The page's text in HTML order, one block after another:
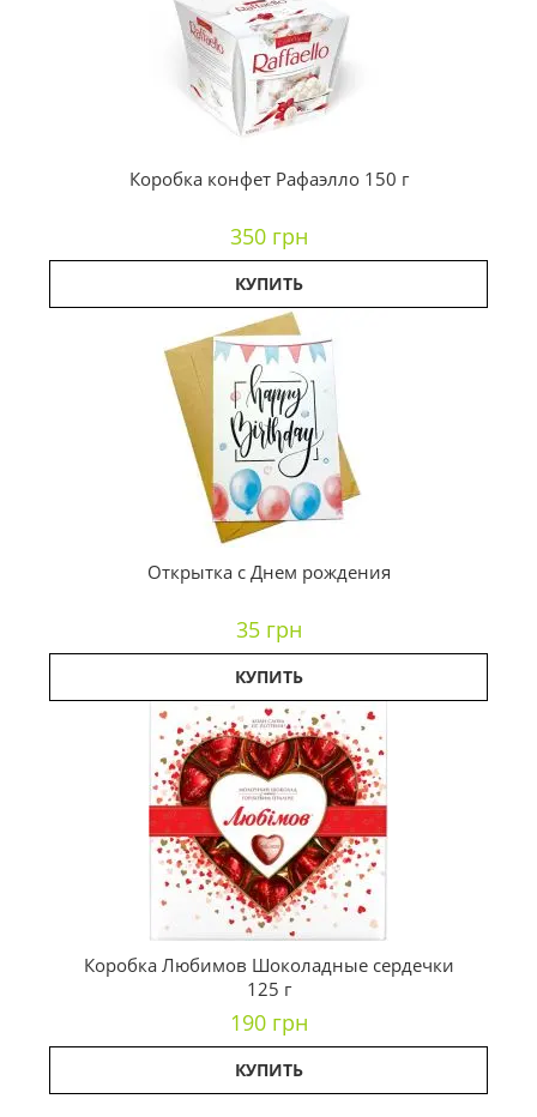
Коробка конфет Рафаэлло 150 г
350 грн
КУПИТЬ
Открытка с Днем рождения
35 грн
КУПИТЬ
Коробка Любимов Шоколадные сердечки
125 г
190 грн
КУПИТЬ